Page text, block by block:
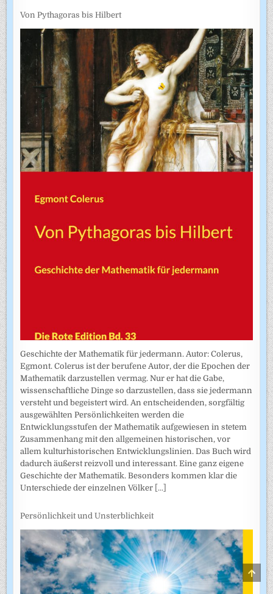
Von Pythagoras bis Hilbert
Geschichte der Mathematik für jedermann. Autor: Colerus,
Egmont. Colerus ist der berufene Autor, der die Epochen der
Mathematik darzustellen vermag. Nur er hat die Gabe,
wissenschaftliche Dinge so darzustellen, dass sie jedermann
versteht und begeistert wird. An entscheidenden, sorgfältig
ausgewählten Persönlichkeiten werden die
Entwicklungsstufen der Mathematik aufgewiesen in stetem
Zusammenhang mit den allgemeinen historischen, vor
allem kulturhistorischen Entwicklungslinien. Das Buch wird
dadurch äußerst reizvoll und interessant. Eine ganz eigene
Geschichte der Mathematik. Besonders kommen klar die
Unterschiede der einzelnen Völker [...]
Persönlichkeit und Unsterblichkeit
TO
TOP